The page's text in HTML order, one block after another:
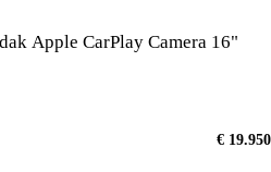
Apple CarPlay Camera 16"
€ 19.950